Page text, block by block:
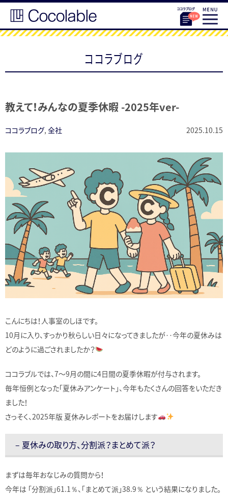
ココラブログ
教えて！みんなの夏季休暇 -2025年ver-
ココラブログ, 全社 2025.10.15
こんにちは！人事室のしほです。
10月に入り、すっかり秋らしい日々になってきましたが‥今年の夏休みは
どのように過ごされましたか？
ココラブルでは、7〜9月の間に4日間の夏季休暇が付与されます。
毎年恒例となった「夏休みアンケート」、今年もたくさんの回答をいただき
ました！
さっそく、2025年版 夏休みレポートをお届けします
– 夏休みの取り方、分割派？まとめて派？
まずは毎年おなじみの質問から！
今年は 「分割派」61.1％、「まとめて派」38.9％ という結果になりました。